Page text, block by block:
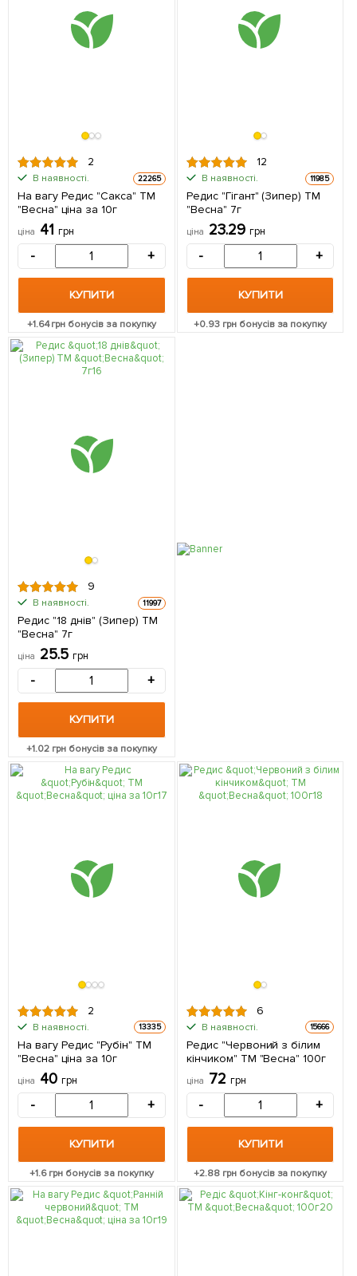
2
В наявності. 22265
На вагу Редис "Сакса" ТМ
"Весна" ціна за 10г
ціна 41 грн
- +
КУПИТИ
+1.64грн бонусів за покупку
12
В наявності. 11985
Редис "Гігант" (Зипер) ТМ
"Весна" 7г
ціна 23.29 грн
- +
КУПИТИ
+0.93грн бонусів за покупку
9
В наявності. 11997
Редис "18 днів" (Зипер) ТМ
"Весна" 7г
ціна 25.5 грн
- +
КУПИТИ
+1.02 грн бонусів за покупку
2
В наявності. 13335
На вагу Редис "Рубін" ТМ
"Весна" ціна за 10г
ціна 40 грн
- +
КУПИТИ
+1.6грн бонусів за покупку
6
В наявності. 15666
Редис "Червоний з білим
кінчиком" ТМ "Весна" 100г
ціна 72 грн
- +
КУПИТИ
+2.88грн бонусів за покупку